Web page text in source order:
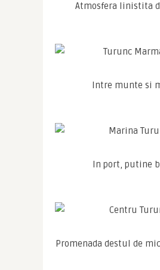
Atmosfera linistita
Intre munte si
In port, putine
Promenada destul de